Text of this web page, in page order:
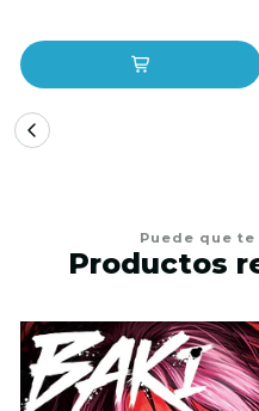
Puede que
Productos